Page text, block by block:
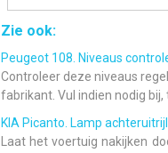
Zie ook:
Peugeot 108. Niveaus
Controleer deze niveaus
fabrikant. Vul indien nodig bij,
KIA Picanto. Lamp
Laat het voertuig nakijken